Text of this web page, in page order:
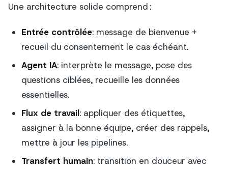
Une architecture solide comprend :
Entrée contrôlée: message de bienvenue +
recueil du consentement le cas échéant.
Agent IA: interprète le message, pose des
questions ciblées, recueille les données
essentielles.
Flux de travail: appliquer des étiquettes,
assigner à la bonne équipe, créer des rappels,
mettre à jour les pipelines.
Transfert humain: transition en douceur avec